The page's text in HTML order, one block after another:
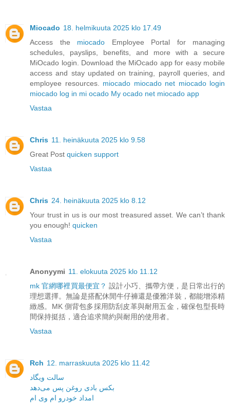
Miocado 18. helmikuuta 2025 klo 17.49
Access the miocado Employee Portal for managing
schedules, payslips, benefits, and more with a secure
MiOcado login. Download the MiOcado app for easy mobile
access and stay updated on training, payroll queries, and
employee resources. miocado miocado net miocado login
miocado log in mi ocado My ocado net miocado app
Vastaa
Chris 11. heinäkuuta 2025 klo 9.58
Great Post quicken support
Vastaa
Chris 24. heinäkuuta 2025 klo 8.12
Your trust in us is our most treasured asset. We can’t thank
you enough! quicken
Vastaa
Anonyymi 11. elokuuta 2025 klo 11.12
mk 官網哪裡買最便宜？ 設計小巧、攜帶方便，是日常出行的
理想選擇。無論是搭配休閒牛仔褲還是優雅洋裝，都能增添精
緻感。MK 側背包多採用防刮皮革與耐用五金，確保包型長時
間保持挺括，適合追求簡約與耐用的使用者。
Vastaa
Rch 12. marraskuuta 2025 klo 11.42
سالت ویگاد
بکس بادی روغن پس می‌دهد
امداد خودرو ام وی ام